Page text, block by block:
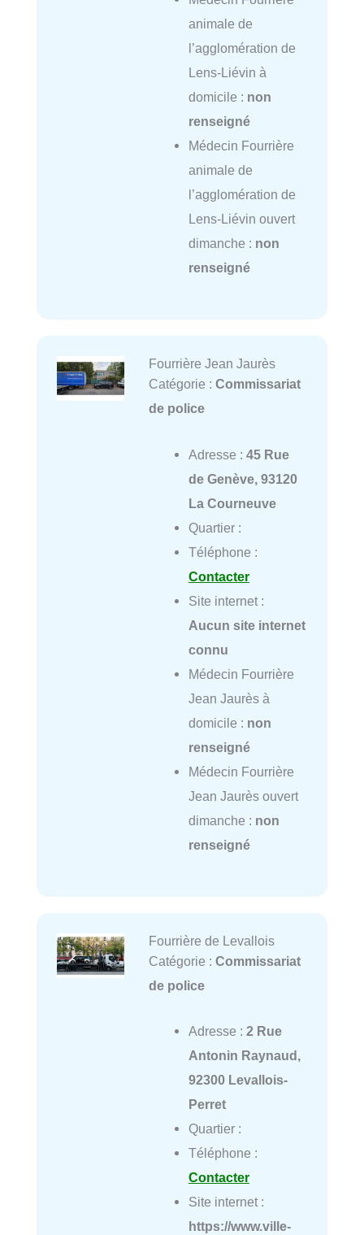
animale de
l’agglomération de
Lens-Liévin à
domicile : non
renseigné
Médecin Fourrière
animale de
l’agglomération de
Lens-Liévin ouvert
dimanche : non
renseigné
Fourrière Jean Jaurès
Catégorie : Commissariat
de police
Adresse : 45 Rue
de Genève, 93120
La Courneuve
Quartier :
Téléphone :
Contacter
Site internet :
Aucun site internet
connu
Médecin Fourrière
Jean Jaurès à
domicile : non
renseigné
Médecin Fourrière
Jean Jaurès ouvert
dimanche : non
renseigné
Fourrière de Levallois
Catégorie : Commissariat
de police
Adresse : 2 Rue
Antonin Raynaud,
92300 Levallois-
Perret
Quartier :
Téléphone :
Contacter
Site internet :
https://www.ville-